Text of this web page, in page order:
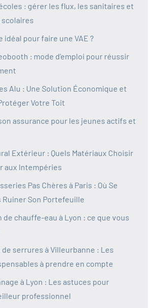
: gérer les flux, les sanitaires et
scolaires
idéal pour faire une VAE ?
: mode d’emploi pour réussir
Alu : Une Solution Économique et
Votre Toit
assurance pour les jeunes actifs et
Extérieur : Quels Matériaux Choisir
aux Intempéries
Pas Chères à Paris : Où Se
Ruiner Son Portefeuille
de chauffe-eau à Lyon : ce que vous
serrures à Villeurbanne : Les
à prendre en compte
à Lyon : Les astuces pour
professionnel